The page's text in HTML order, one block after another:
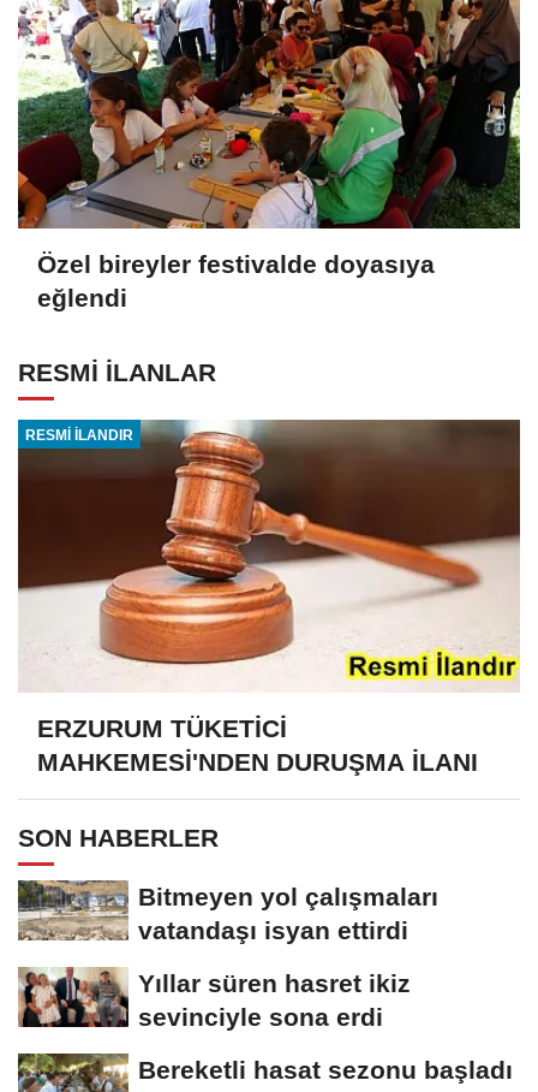
Özel bireyler festivalde doyasıya
eğlendi
RESMİ İLANLAR
RESMİ İLANDIR
ERZURUM TÜKETİCİ
MAHKEMESİ'NDEN DURUŞMA İLANI
SON HABERLER
Bitmeyen yol çalışmaları
vatandaşı isyan ettirdi
Yıllar süren hasret ikiz
sevinciyle sona erdi
Bereketli hasat sezonu başladı